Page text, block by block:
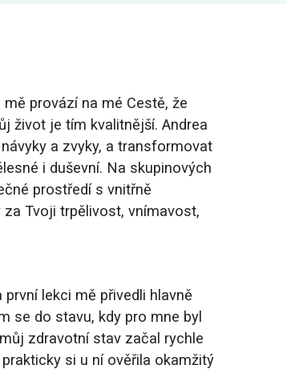
provází na mé Cestě, že
život je tím kvalitnější. Andrea
a zvyky, a transformovat
i duševní. Na skupinových
prostředí s vnitřně
Tvoji trpělivost, vnímavost,
lekci mě přivedli hlavně
se do stavu, kdy pro mne byl
zdravotní stav začal rychle
si u ní ověřila okamžitý